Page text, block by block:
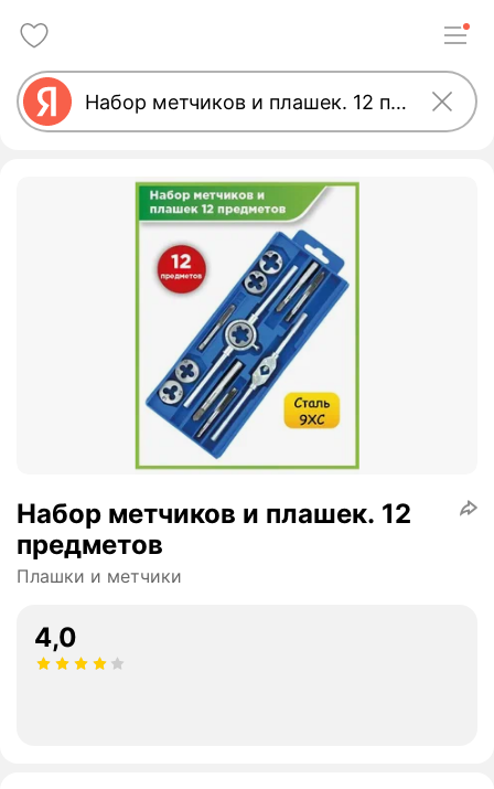
Набор метчиков и плашек. 12
предметов
Плашки и метчики
4,0